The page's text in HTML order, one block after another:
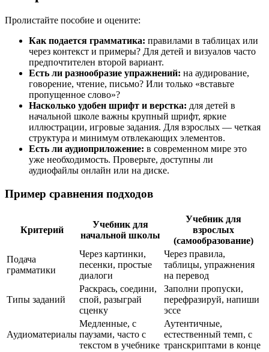
Пролистайте пособие и оцените:
Как подается грамматика: правилами в таблицах или
через контекст и примеры? Для детей и визуалов часто
предпочтителен второй вариант.
Есть ли разнообразие упражнений: на аудирование,
говорение, чтение, письмо? Или только «вставьте
пропущенное слово»?
Насколько удобен шрифт и верстка: для детей в
начальной школе важны крупный шрифт, яркие
иллюстрации, игровые задания. Для взрослых — четкая
структура и минимум отвлекающих элементов.
Есть ли аудиоприложение: в современном мире это
уже необходимость. Проверьте, доступны ли
аудиофайлы онлайн или на диске.
Пример сравнения подходов
Критерий
Учебник для
начальной школы
Учебник для
взрослых
(самообразование)
Подача
грамматики
Через картинки,
песенки, простые
диалоги
Через правила,
таблицы, упражнения
на перевод
Типы заданий
Раскрась, соедини,
спой, разыграй
сценку
Заполни пропуски,
перефразируй, напиши
эссе
Аудиоматериалы
Медленные, с
паузами, часто с
текстом в учебнике
Аутентичные,
естественный темп, с
транскриптами в конце